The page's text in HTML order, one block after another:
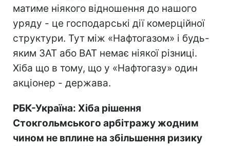
матиме ніякого відношення до нашого
уряду - це господарські дії комерційної
структури. Тут між «Нафтогазом» і будь-
яким ЗАТ або ВАТ немає ніякої різниці.
Хіба що в тому, що у «Нафтогазу» один
акціонер - держава.
РБК-Україна: Хіба рішення
Стокгольмського арбітражу жодним
чином не вплине на збільшення ризику